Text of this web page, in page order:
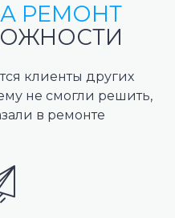
РЕМОНТ
клиенты других
не смогли решить,
в ремонте